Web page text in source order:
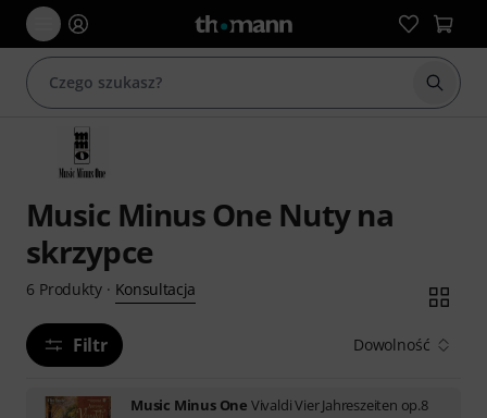
Music Minus One Nuty na
skrzypce
6 Produkty· Konsultacja
Filtr Dowolność
Music Minus One Vivaldi Vier Jahreszeiten op.8